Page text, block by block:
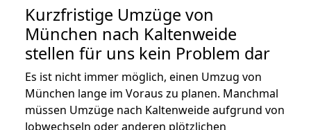
Kurzfristige Umzüge von
München nach Kaltenweide
stellen für uns kein Problem dar
Es ist nicht immer möglich, einen Umzug von
München lange im Voraus zu planen. Manchmal
müssen Umzüge nach Kaltenweide aufgrund von
Jobwechseln oder anderen plötzlichen